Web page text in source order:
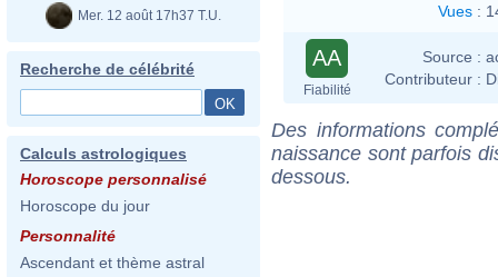
Mer. 12 août 17h37 T.U.
Recherche de célébrité
Calculs astrologiques
Horoscope personnalisé
Horoscope du jour
Personnalité
Ascendant et thème astral
Vues :
AA
Fiabilité
Source :
Contributeur :
Des informations
naissance sont parfois
dessous.